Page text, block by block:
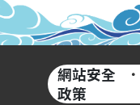
網站安全
政策
·